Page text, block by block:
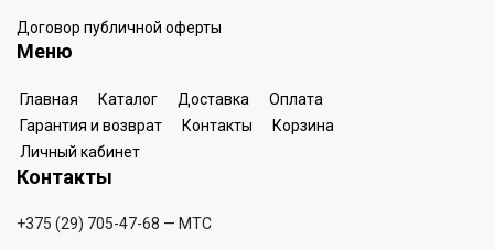
Договор публичной оферты
Меню
Главная Каталог Доставка
Оплата
Гарантия и возврат
Контакты
Корзина
Личный кабинет
Контакты
+375 (29) 705-47-68 — МТС